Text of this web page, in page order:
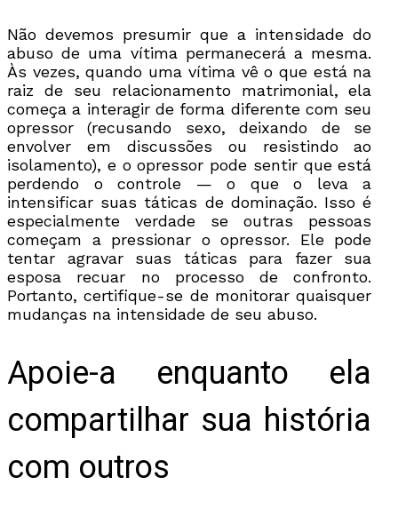
Não devemos presumir que a intensidade do
abuso de uma vítima permanecerá a mesma.
Às vezes, quando uma vítima vê o que está na
raiz de seu relacionamento matrimonial, ela
começa a interagir de forma diferente com seu
opressor (recusando sexo, deixando de se
envolver em discussões ou resistindo ao
isolamento), e o opressor pode sentir que está
perdendo o controle — o que o leva a
intensificar suas táticas de dominação. Isso é
especialmente verdade se outras pessoas
começam a pressionar o opressor. Ele pode
tentar agravar suas táticas para fazer sua
esposa recuar no processo de confronto.
Portanto, certifique-se de monitorar quaisquer
mudanças na intensidade de seu abuso.
Apoie-a enquanto ela
compartilhar sua história
com outros